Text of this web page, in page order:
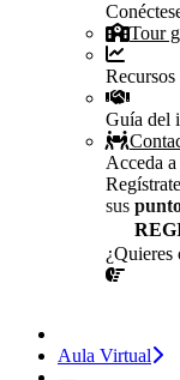
Tour
Recursos
Guía del
Acceda
sus
¿Quieres
Aula Virtual